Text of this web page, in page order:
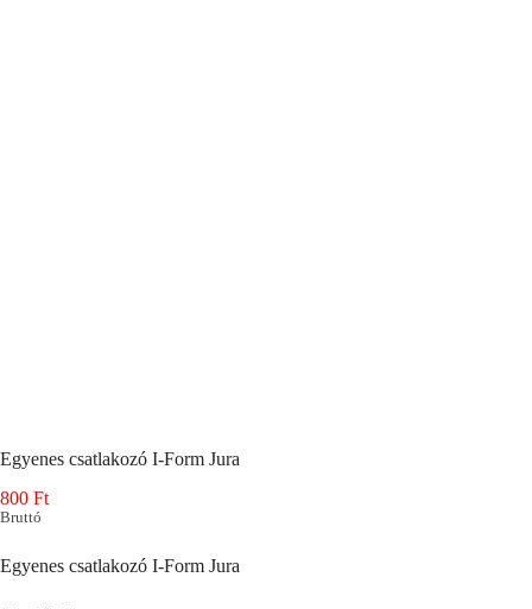
Egyenes csatlakozó I-Form Jura
800 Ft
Bruttó
Egyenes csatlakozó I-Form Jura